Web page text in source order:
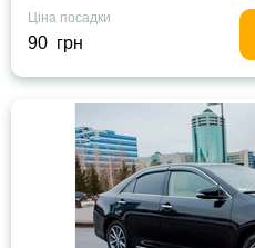
Ціна посадки
90 грн